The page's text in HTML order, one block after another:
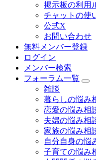
掲示板の利用
チャットの使
公式X
お問い合わせ
無料メンバー登録
ログイン
メンバー検索
フォーラム一覧
雑談
暮らしの悩み
恋愛の悩み相
夫婦の悩み相
家族の悩み相
自分自身の悩
子育ての悩み